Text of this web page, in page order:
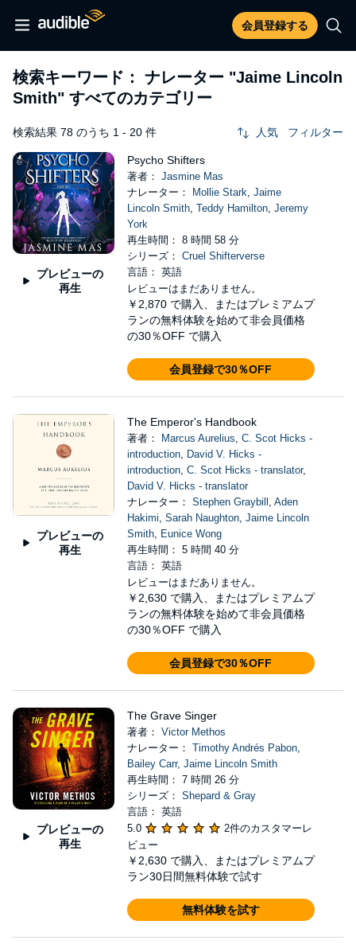
会員登録する
検索キーワード： ナレーター "Jaime Lincoln
Smith" すべてのカテゴリー
検索結果 78 のうち 1 - 20 件 人気 フィルター
プレビューの
再生
Psycho Shifters
著者： Jasmine Mas
ナレーター：
Mollie Stark, Jaime
Lincoln Smith, Teddy Hamilton, Jeremy
York
再生時間： 8 時間 58 分
シリーズ： Cruel Shifterverse
言語： 英語
レビューはまだありません。
￥2,870 で購入、またはプレミアムプ
ランの無料体験を始めて非会員価格
の30％OFF で購入
会員登録で30％OFF
プレビューの
再生
The Emperor's Handbook
著者： Marcus Aurelius, C. Scot Hicks -
introduction, David V. Hicks -
introduction, C. Scot Hicks - translator,
David V. Hicks - translator
ナレーター： Stephen Graybill , Aden
Hakimi, Sarah Naughton, Jaime Lincoln
Smith, Eunice Wong
再生時間： 5 時間 40 分
言語： 英語
レビューはまだありません。
￥2,630 で購入、またはプレミアムプ
ランの無料体験を始めて非会員価格
の30％OFF で購入
会員登録で30％OFF
プレビューの
再生
The Grave Singer
著者： Victor Methos
ナレーター： Timothy Andrés Pabon,
Bailey Carr, Jaime Lincoln Smith
再生時間： 7 時間 26 分
シリーズ： Shepard & Gray
言語： 英語
5.0
2件のカスタマーレ
ビュー
￥2,630 で購入、またはプレミアムプ
ラン30日間無料体験で試す
無料体験を試す